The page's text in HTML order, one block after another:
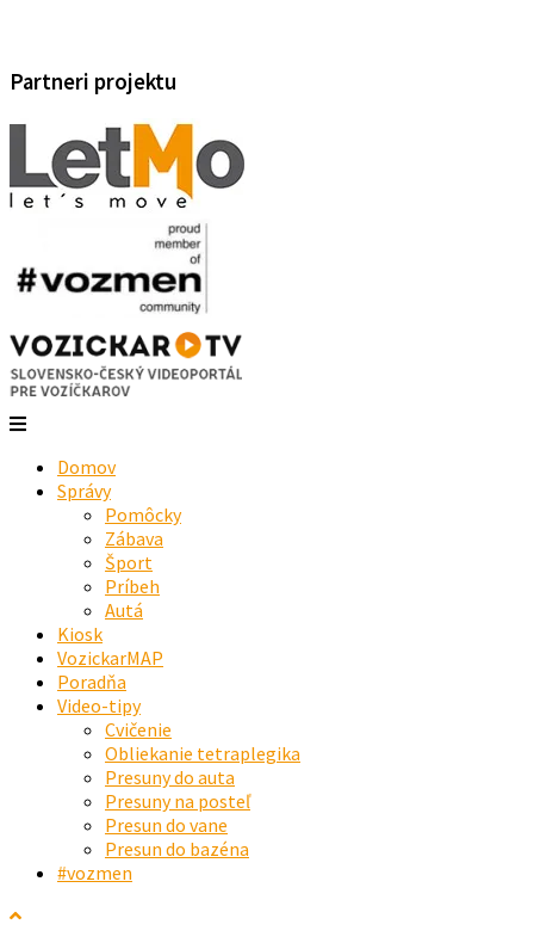
Partneri projektu
Domov
Správy
Pomôcky
Zábava
Šport
Príbeh
Autá
Kiosk
VozickarMAP
Poradňa
Video-tipy
Cvičenie
Obliekanie tetraplegika
Presuny do auta
Presuny na posteľ
Presun do vane
Presun do bazéna
#vozmen